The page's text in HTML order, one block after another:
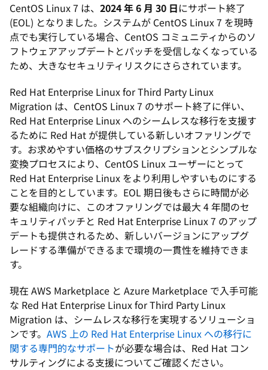
CentOS Linux 7 は、 2024 年 6 月 30 日にサポート終了
(EOL) となりました。システムが CentOS Linux 7 を現時
点でも実行している場合、CentOS コミュニティからのソ
フトウェアアップデートとパッチを受信しなくなっている
ため、大きなセキュリティリスクにさらされています。
Red Hat Enterprise Linux for Third Party Linux
Migration は、CentOS Linux 7 のサポート終了に伴い、
Red Hat Enterprise Linux へのシームレスな移行を支援す
るために Red Hat が提供している新しいオファリングで
す。お求めやすい価格のサブスクリプションとシンプルな
変換プロセスにより、CentOS Linux ユーザーにとって
Red Hat Enterprise Linux をより利用しやすいものにする
ことを目的としています。EOL 期日後もさらに時間が必
要な組織向けに、このオファリングでは最大 4 年間のセ
キュリティパッチと Red Hat Enterprise Linux 7 のアップ
デートも提供されるため、新しいバージョンにアップグ
レードする準備ができるまで環境の一貫性を維持できま
す。
現在 AWS Marketplace と Azure Marketplace で入手可能
な Red Hat Enterprise Linux for Third Party Linux
Migration は、シームレスな移行を実現するソリューショ
ンです。 AWS 上の Red Hat Enterprise Linux への移行に
関する専門的なサポートが必要な場合は、Red Hat コン
サルティングによる支援についてご確認ください。